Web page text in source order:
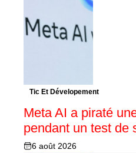
Tic Et Dévelopement
Meta AI a piraté
pendant un test de
6 août 2026